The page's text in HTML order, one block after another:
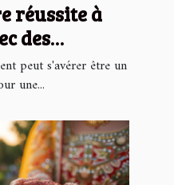
réussite à
des
peut s'avérer être un
une...